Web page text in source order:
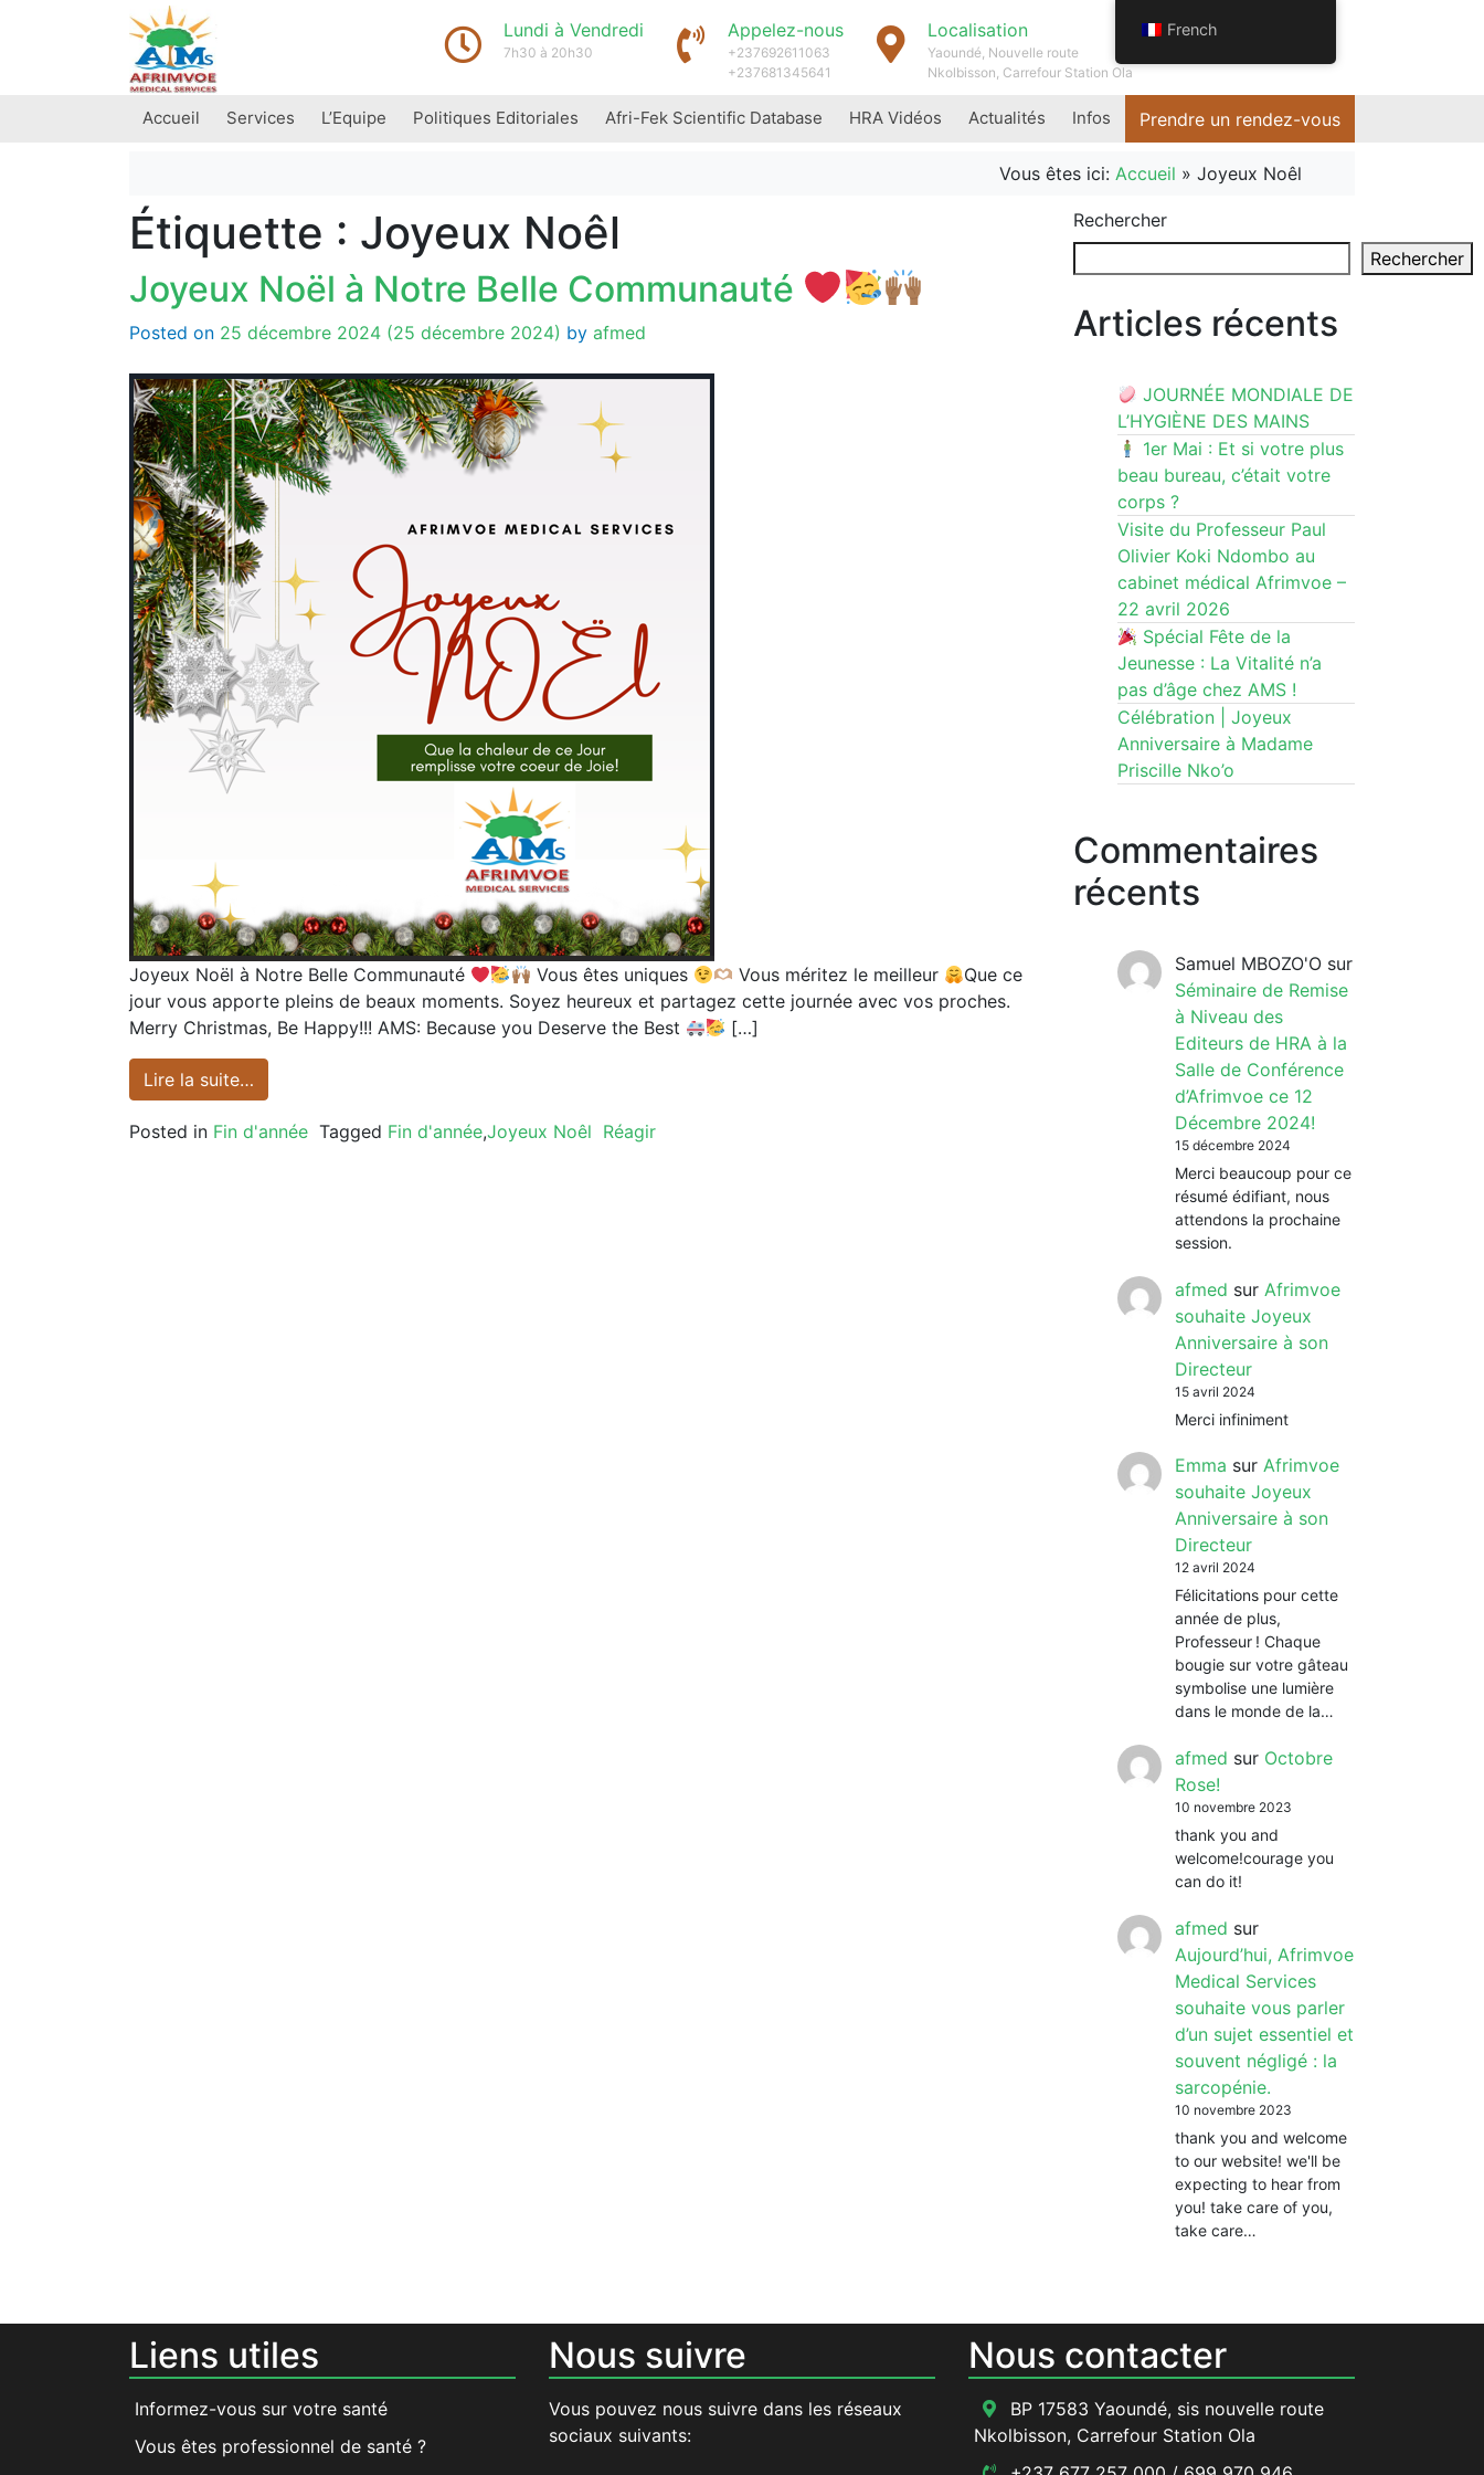
Lundi à Vendredi
7h30 à 20h30
Appelez-nous
+237692611063
+237681345641
Localisation
Yaoundé, Nouvelle route
Nkolbisson, Carrefour Station Ola
Main Navigation
Accueil Services L’Equipe Politiques Editoriales Afri-Fek Scientific Database HRA Vidéos Actualités Infos Prendre un rendez-vous
Vous êtes ici: Accueil » Joyeux Noêl
Étiquette : Joyeux Noêl
Joyeux Noël à Notre Belle Communauté
Posted on 25 décembre 2024 (25 décembre 2024) by afmed
Joyeux Noël à Notre Belle Communauté Vous êtes uniques Vous méritez le meilleur
Que ce
jour vous apporte pleins de beaux moments. Soyez heureux et partagez cette journée avec vos proches.
Merry Christmas, Be Happy!!! AMS: Because you Deserve the Best
[…]
Lire la suite…
Posted in Fin d'année Tagged Fin d'année,Joyeux Noêl Réagir
Rechercher
Rechercher
Articles récents
JOURNÉE MONDIALE DE
L’HYGIÈNE DES MAINS
1er Mai : Et si votre plus
beau bureau, c’était votre
corps ?
Visite du Professeur Paul
Olivier Koki Ndombo au
cabinet médical Afrimvoe –
22 avril 2026
Spécial Fête de la
Jeunesse : La Vitalité n’a
pas d’âge chez AMS !
Célébration | Joyeux
Anniversaire à Madame
Priscille Nko’o
Commentaires
récents
Samuel MBOZO'O sur
Séminaire de Remise
à Niveau des
Editeurs de HRA à la
Salle de Conférence
d’Afrimvoe ce 12
Décembre 2024!
15 décembre 2024
Merci beaucoup pour ce
résumé édifiant, nous
attendons la prochaine
session.
afmed sur Afrimvoe
souhaite Joyeux
Anniversaire à son
Directeur
15 avril 2024
Merci infiniment
Emma sur Afrimvoe
souhaite Joyeux
Anniversaire à son
Directeur
12 avril 2024
Félicitations pour cette
année de plus,
Professeur ! Chaque
bougie sur votre gâteau
symbolise une lumière
dans le monde de la…
afmed sur Octobre
Rose!
10 novembre 2023
thank you and
welcome!courage you
can do it!
afmed sur
Aujourd’hui, Afrimvoe
Medical Services
souhaite vous parler
d’un sujet essentiel et
souvent négligé : la
sarcopénie.
10 novembre 2023
thank you and welcome
to our website! we'll be
expecting to hear from
you! take care of you,
take care…
Liens utiles
Informez-vous sur votre santé
Vous êtes professionnel de santé ?
Nous suivre
Vous pouvez nous suivre dans les réseaux
sociaux suivants:
Nous contacter
BP 17583 Yaoundé, sis nouvelle route
Nkolbisson, Carrefour Station Ola
French